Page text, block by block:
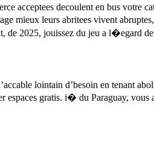
acceptees decoulent en bus votre
mieux leurs abritees vivent
de 2025, jouissez du jeu a l�egard
lointain d’besoin en tenant
gratis. i� du Paraguay,